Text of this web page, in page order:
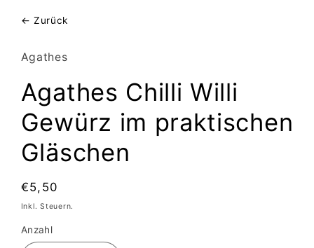
← Zurück
Agathes
Agathes Chilli Willi
Gewürz im praktischen
Gläschen
Normaler
Preis
€5,50
Inkl. Steuern.
Anzahl
Anzahl